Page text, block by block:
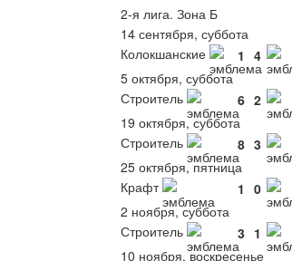
2-я лига. Зона Б
14 сентября, суббота
Колокшанские
1 4
5 октября, суббота
Строитель
6 2
19 октября, суббота
Строитель
8 3
25 октября, пятница
Крафт
1 0
2 ноября, суббота
Строитель
3 1
10 ноября, воскресенье